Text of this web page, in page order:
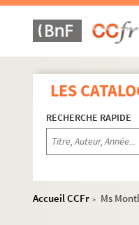
LES
RECHERCHE RAPIDE
Accueil CCFr >
Ms
Ms Montbret-764.
Ms Montbret-765.
Ms Montbret-766.
Ms Montbret-767.
Ms Montbret-768.
Ms Montbret-
Ms Montbret-770.
Ms Montbret-771.